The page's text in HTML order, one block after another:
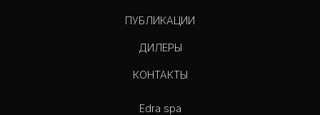
ПУБЛИКАЦИИ
ДИЛЕРЫ
КОНТАКТЫ
Edra spa